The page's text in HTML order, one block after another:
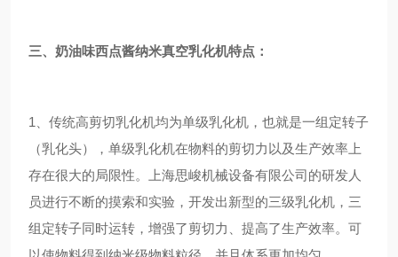
三、奶油味西点酱纳米真空乳化机特点：
1、传统高剪切乳化机均为单级乳化机，也就是一组定转子
（乳化头），单级乳化机在物料的剪切力以及生产效率上
存在很大的局限性。上海思峻机械设备有限公司的研发人
员进行不断的摸索和实验，开发出新型的三级乳化机，三
组定转子同时运转，增强了剪切力、提高了生产效率。可